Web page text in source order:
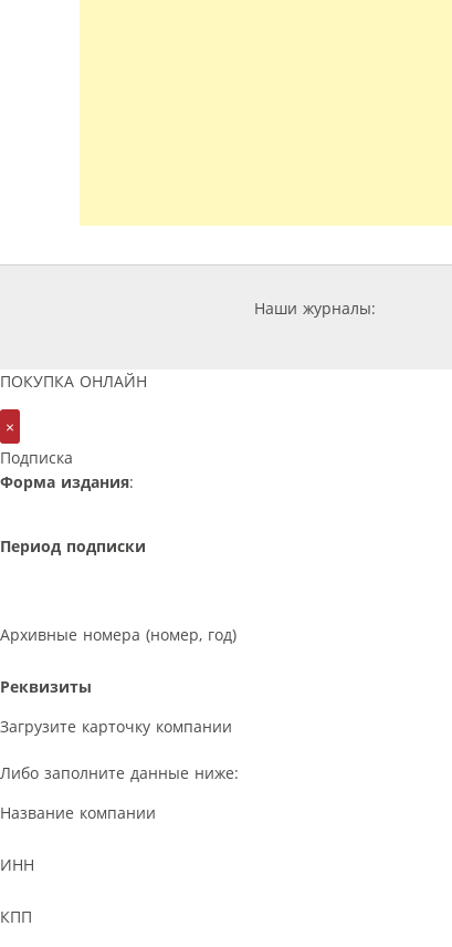
Наши журналы:
ПОКУПКА ОНЛАЙН
×
Подписка
Форма издания:
Период подписки
Архивные номера (номер, год)
Реквизиты
Загрузите карточку компании
Либо заполните данные ниже:
Название компании
ИНН
КПП